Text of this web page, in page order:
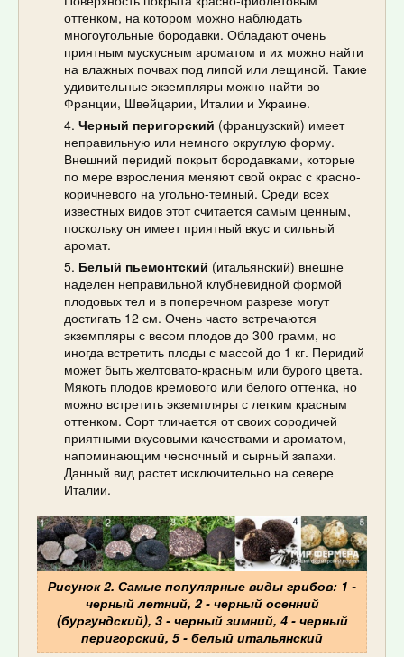
оттенком, на котором можно наблюдать
многоугольные бородавки. Обладают очень
приятным мускусным ароматом и их можно найти
на влажных почвах под липой или лещиной. Такие
удивительные экземпляры можно найти во
Франции, Швейцарии, Италии и Украине.
Черный перигорский (французский) имеет
неправильную или немного округлую форму.
Внешний перидий покрыт бородавками, которые
по мере взросления меняют свой окрас с красно-
коричневого на угольно-темный. Среди всех
известных видов этот считается самым ценным,
поскольку он имеет приятный вкус и сильный
аромат.
Белый пьемонтский (итальянский) внешне
наделен неправильной клубневидной формой
плодовых тел и в поперечном разрезе могут
достигать 12 см. Очень часто встречаются
экземпляры с весом плодов до 300 грамм, но
иногда встретить плоды с массой до 1 кг. Перидий
может быть желтовато-красным или бурого цвета.
Мякоть плодов кремового или белого оттенка, но
можно встретить экземпляры с легким красным
оттенком. Сорт тличается от своих сородичей
приятными вкусовыми качествами и ароматом,
напоминающим чесночный и сырный запахи.
Данный вид растет исключительно на севере
Италии.
Рисунок 2. Самые популярные виды грибов: 1 -
черный летний, 2 - черный осенний
(бургундский), 3 - черный зимний, 4 - черный
перигорский, 5 - белый итальянский